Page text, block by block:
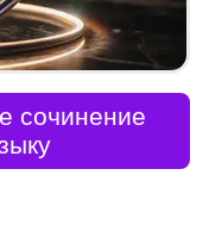
сочинение